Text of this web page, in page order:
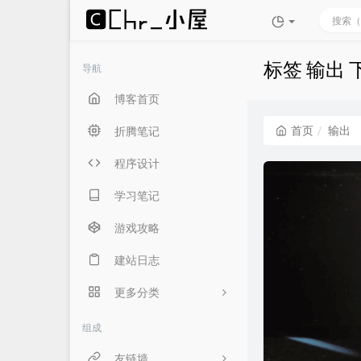
导航
博客首页
折腾笔记
程序设计
学习笔记
游戏攻略
建站日志
更多分类
言俞专用
组成
标签 输出
首页 输出